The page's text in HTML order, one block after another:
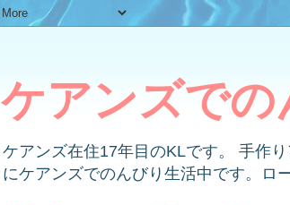
ケアンズでの
ケアンズ在住17年目のKLです。 手作
にケアンズでのんびり生活中です。ロ